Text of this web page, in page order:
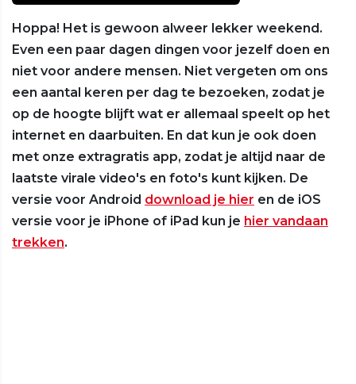
Hoppa! Het is gewoon alweer lekker weekend.
Even een paar dagen dingen voor jezelf doen en
niet voor andere mensen. Niet vergeten om ons
een aantal keren per dag te bezoeken, zodat je
op de hoogte blijft wat er allemaal speelt op het
internet en daarbuiten. En dat kun je ook doen
met onze extragratis app, zodat je altijd naar de
laatste virale video's en foto's kunt kijken. De
versie voor Android download je hier en de iOS
versie voor je iPhone of iPad kun je hier vandaan
trekken.